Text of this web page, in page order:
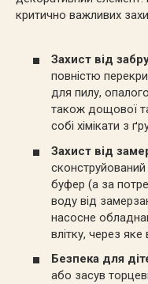
критично важливих
Захист від
повністю
для пилу,
також дощової
собі хімікати з
Захист від
буфер (а за
воду від
насосне
влітку, через
Безпека для
або засув